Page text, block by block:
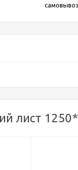
лист